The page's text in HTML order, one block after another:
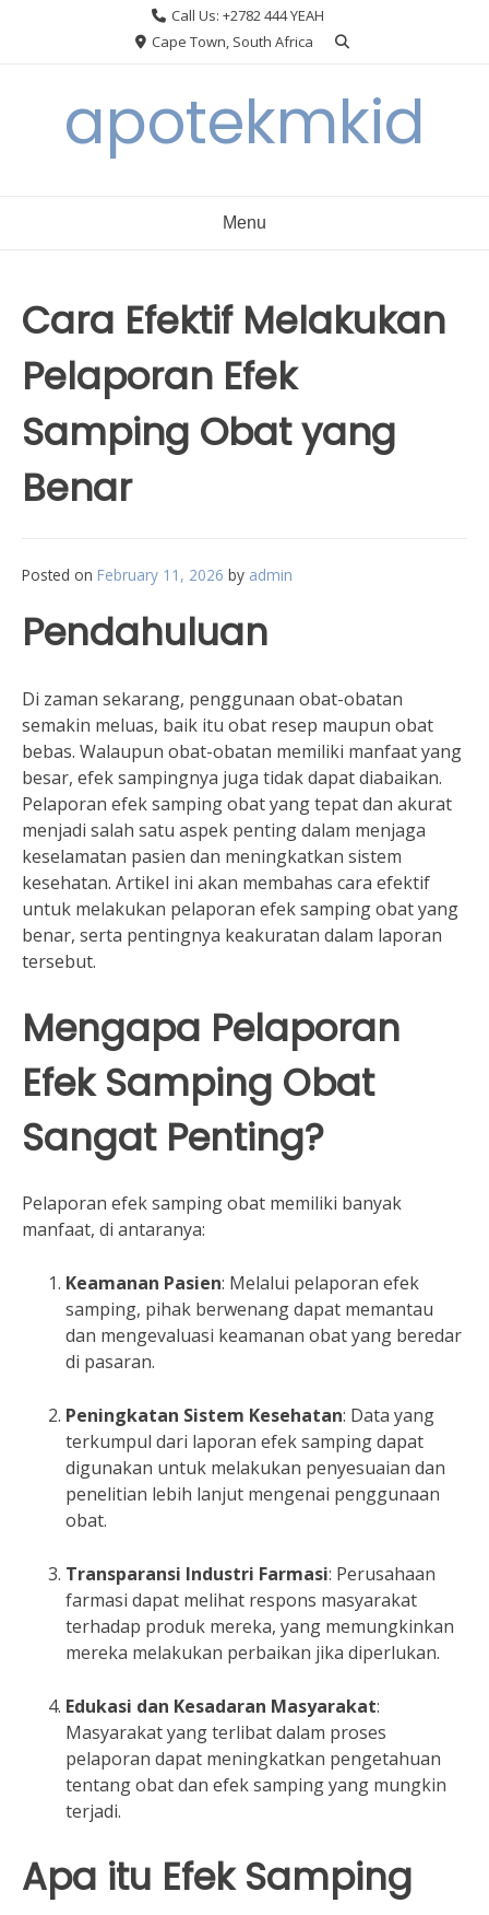
Call Us: +2782 444 YEAH
Cape Town, South Africa
apotekmkid
Menu
Cara Efektif Melakukan
Pelaporan Efek
Samping Obat yang
Benar
Posted on February 11, 2026 by admin
Pendahuluan
Di zaman sekarang, penggunaan obat-obatan
semakin meluas, baik itu obat resep maupun obat
bebas. Walaupun obat-obatan memiliki manfaat yang
besar, efek sampingnya juga tidak dapat diabaikan.
Pelaporan efek samping obat yang tepat dan akurat
menjadi salah satu aspek penting dalam menjaga
keselamatan pasien dan meningkatkan sistem
kesehatan. Artikel ini akan membahas cara efektif
untuk melakukan pelaporan efek samping obat yang
benar, serta pentingnya keakuratan dalam laporan
tersebut.
Mengapa Pelaporan
Efek Samping Obat
Sangat Penting?
Pelaporan efek samping obat memiliki banyak
manfaat, di antaranya:
Keamanan Pasien: Melalui pelaporan efek
samping, pihak berwenang dapat memantau
dan mengevaluasi keamanan obat yang beredar
di pasaran.
Peningkatan Sistem Kesehatan: Data yang
terkumpul dari laporan efek samping dapat
digunakan untuk melakukan penyesuaian dan
penelitian lebih lanjut mengenai penggunaan
obat.
Transparansi Industri Farmasi: Perusahaan
farmasi dapat melihat respons masyarakat
terhadap produk mereka, yang memungkinkan
mereka melakukan perbaikan jika diperlukan.
Edukasi dan Kesadaran Masyarakat:
Masyarakat yang terlibat dalam proses
pelaporan dapat meningkatkan pengetahuan
tentang obat dan efek samping yang mungkin
terjadi.
Apa itu Efek Samping